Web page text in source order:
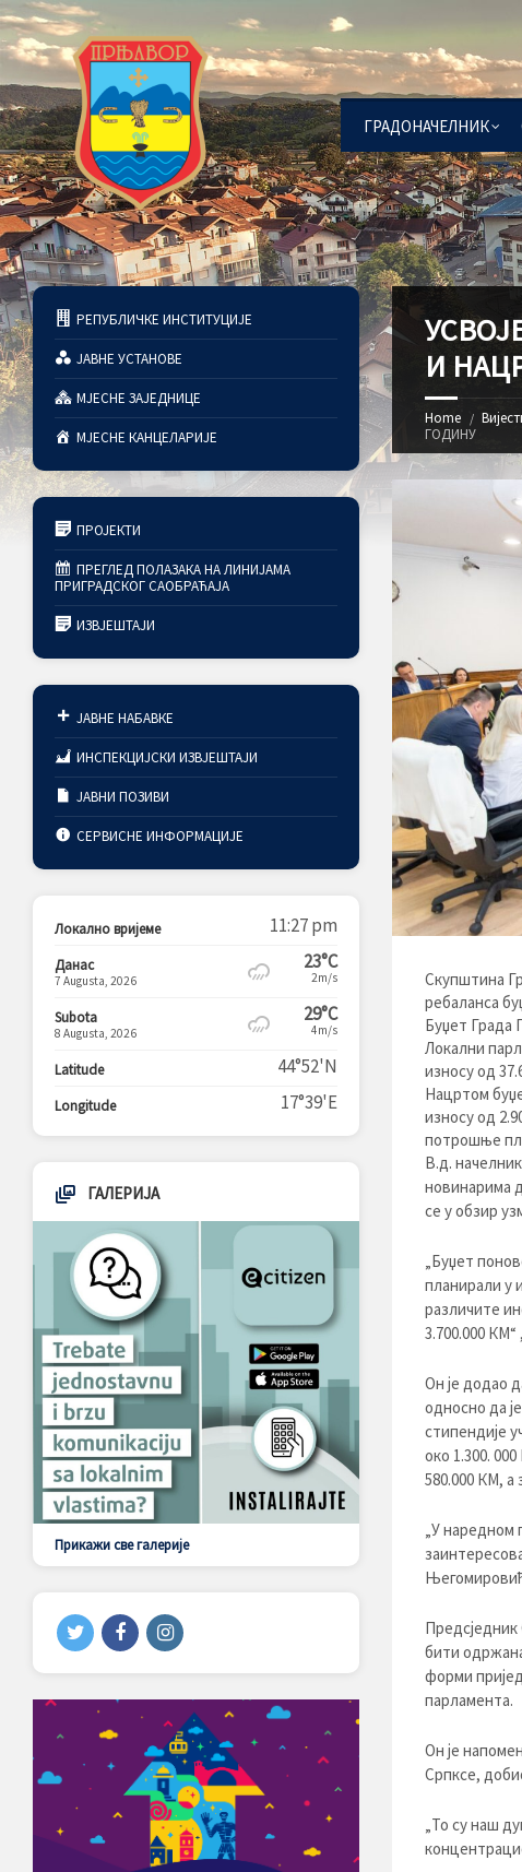
ГРАДОНАЧЕЛНИК
И
Home
ГОДИНУ
Скупштина
ребаланса
Буџет Града
Локални
износу од
Нацртом
износу од
потрошње
В.д.
новинарима
се у обзир
„Буџет
планирали у
различите
3.700.000
Он је додао
односно да
стипендије
око 1.300.
580.000 КМ, а
„У наредном
бити
форми
парламента.
Он је
Српксе,
„То су наш
РЕПУБЛИЧКЕ ИНСТИТУЦИЈЕ
ЈАВНЕ УСТАНОВЕ
МЈЕСНЕ ЗАЈЕДНИЦЕ
МЈЕСНЕ КАНЦЕЛАРИЈЕ
ПРОЈЕКТИ
ПРЕГЛЕД ПОЛАЗАКА НА ЛИНИЈАМА
ПРИГРАДСКОГ САОБРАЋАЈА
ИЗВЈЕШТАЈИ
ЈАВНЕ НАБАВКЕ
ИНСПЕКЦИЈСКИ ИЗВЈЕШТАЈИ
ЈАВНИ ПОЗИВИ
СЕРВИСНЕ ИНФОРМАЦИЈЕ
Локално вријеме 11:27 pm
Данас
7 Augusta, 2026
23°C
2m/s
Subota
8 Augusta, 2026
29°C
4m/s
Latitude 44°52'N
Longitude 17°39'E
ГАЛЕРИЈА
Прикажи све галерије